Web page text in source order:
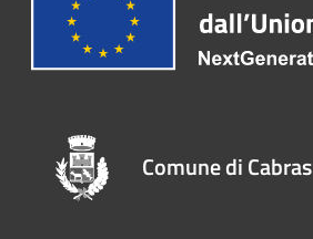
Comune di Cabras